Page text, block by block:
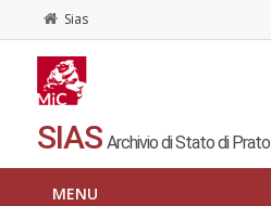
Sias
SIAS Archivio di Stato di Prato
MENU